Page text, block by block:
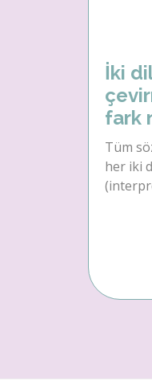
İki
fark
Tüm
her iki